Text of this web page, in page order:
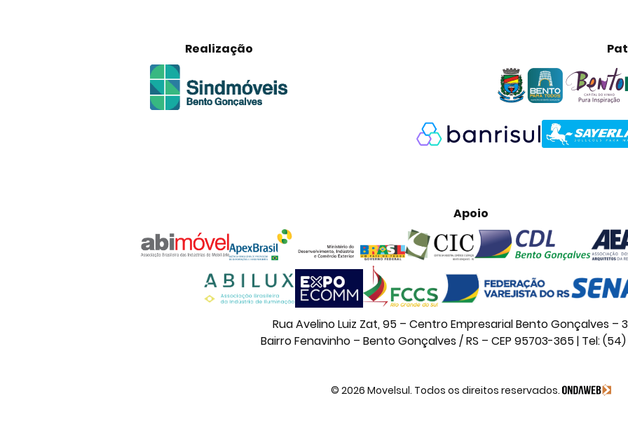
Realização
Apoio
Rua Avelino Luiz Zat, 95 – Centro Empresarial Bento Gonçalves –
Bairro Fenavinho – Bento Gonçalves / RS – CEP 95703-365 | Tel: (54)
© 2026 Movelsul. Todos os direitos reservados.